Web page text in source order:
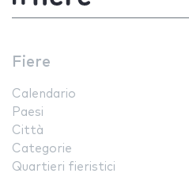
Fiere
Calendario
Paesi
Città
Categorie
Quartieri fieristici